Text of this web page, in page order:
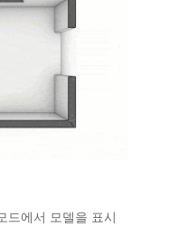
드에서 모델을 표시